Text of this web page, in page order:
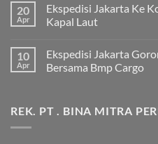
komentar
pada
Ekspedisi
Murah
dan
Terpercaya
Jakarta
ke
20
Apr
Ekspedisi Jakarta Ke
Kapal Laut
komentar
pada
Ekspedisi
Bitung
Lebih
10
Apr
Ekspedisi Jakarta
Bersama Bmp Cargo
pada
Ekspedisi
REK. PT . BINA MITRA